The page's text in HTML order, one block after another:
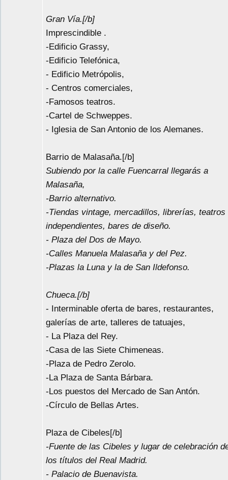
Gran Vía.[/b]
Imprescindible .
-Edificio Grassy,
-Edificio Telefónica,
- Edificio Metrópolis,
- Centros comerciales,
-Famosos teatros.
-Cartel de Schweppes.
- Iglesia de San Antonio de los Alemanes.
Barrio de Malasaña.[/b]
Subiendo por la calle Fuencarral llegarás a
Malasaña,
-Barrio alternativo.
-Tiendas vintage, mercadillos, librerías, teatros
independientes, bares de diseño.
- Plaza del Dos de Mayo.
-Calles Manuela Malasaña y del Pez.
-Plazas la Luna y la de San Ildefonso.
Chueca.[/b]
- Interminable oferta de bares, restaurantes,
galerías de arte, talleres de tatuajes,
- La Plaza del Rey.
-Casa de las Siete Chimeneas.
-Plaza de Pedro Zerolo.
-La Plaza de Santa Bárbara.
-Los puestos del Mercado de San Antón.
-Círculo de Bellas Artes.
Plaza de Cibeles[/b]
-Fuente de las Cibeles y lugar de celebración
los títulos del Real Madrid.
- Palacio de Buenavista.